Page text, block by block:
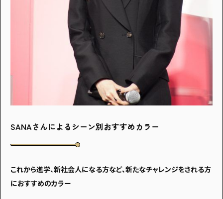
SANAさんによるシーン別おすすめカラー
これから進学、新社会人になる方など、新たなチャレンジをされる方
におすすめのカラー